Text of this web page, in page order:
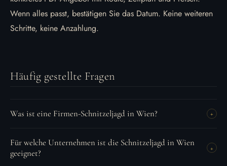
Wenn alles passt, bestätigen Sie das Datum. Keine weiteren
Schritte, keine Anzahlung.
Häufig gestellte Fragen
Was ist eine Firmen-Schnitzeljagd in Wien? +
Für welche Unternehmen ist die Schnitzeljagd in Wien
geeignet?
+